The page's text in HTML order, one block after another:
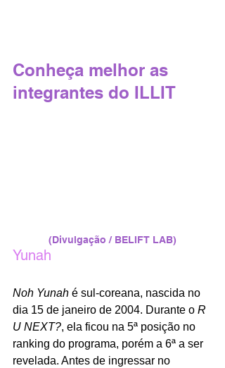
Conheça melhor as
integrantes do ILLIT
(Divulgação / BELIFT LAB)
Yunah
Noh Yunah é sul-coreana, nascida no
dia 15 de janeiro de 2004. Durante o R
U NEXT?, ela ficou na 5ª posição no
ranking do programa, porém a 6ª a ser
revelada. Antes de ingressar no